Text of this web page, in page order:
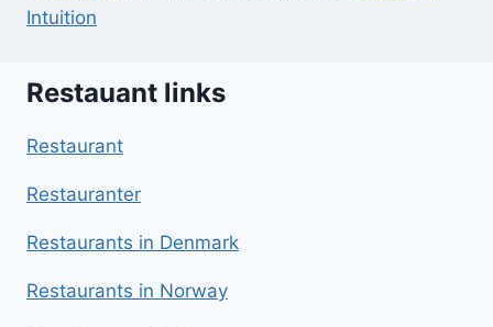
Intuition
Restauant links
Restaurant
Restauranter
Restaurants in Denmark
Restaurants in Norway